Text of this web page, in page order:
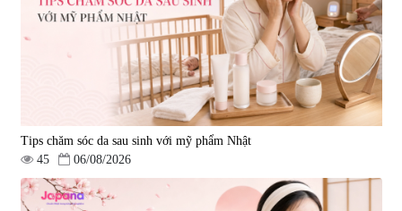
Tips chăm sóc da sau sinh với mỹ phẩm Nhật
45
06/08/2026